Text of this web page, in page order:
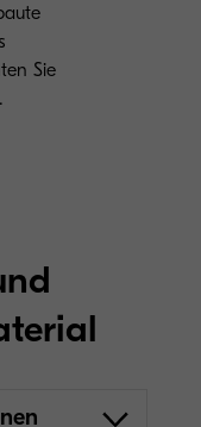
Sie